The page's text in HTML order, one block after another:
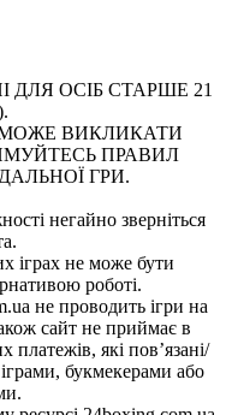
ДЛЯ ОСІБ СТАРШЕ 21
МОЖЕ ВИКЛИКАТИ
ПРАВИЛ
ГРИ.
негайно зверніться
іграх не може бути
роботі.
не проводить ігри на
сайт не приймає в
які пов’язані/
букмекерами або